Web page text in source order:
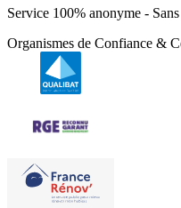
Service 100% anonyme -
Organismes de Confiance &